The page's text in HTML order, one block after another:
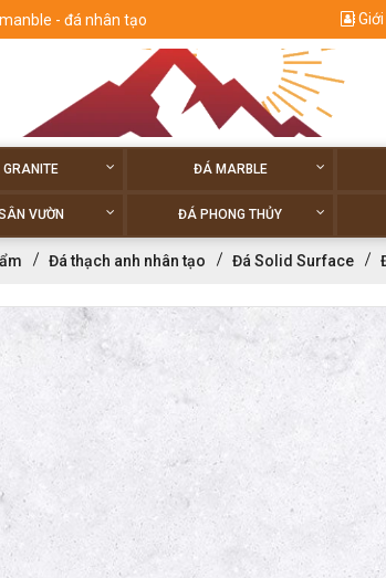
- đá nhân tạo
ĐÁ MARBLE
VƯỜN ĐÁ PHONG THỦY
Đá thạch anh nhân tạo Đá Solid Surface